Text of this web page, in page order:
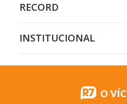
RECORD
INSTITUCIONAL
O